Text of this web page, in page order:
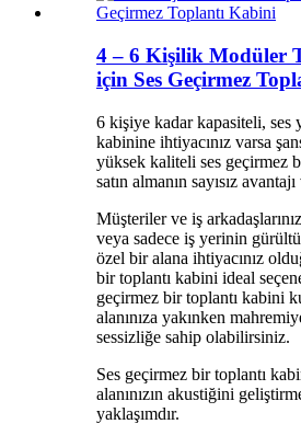
4 – 6 Kişilik Modüler
için Ses Geçirmez
6 kişiye kadar kapasiteli, ses
kabinine ihtiyacınız varsa
yüksek kaliteli ses geçirmez
satın almanın sayısız avantajı
Müşteriler ve iş
veya sadece iş yerinin
özel bir alana ihtiyacınız
bir toplantı kabini ideal
geçirmez bir toplantı kabini
alanınıza yakınken
sessizliğe sahip olabilirsiniz.
Ses geçirmez bir toplantı
alanınızın akustiğini
yaklaşımdır.